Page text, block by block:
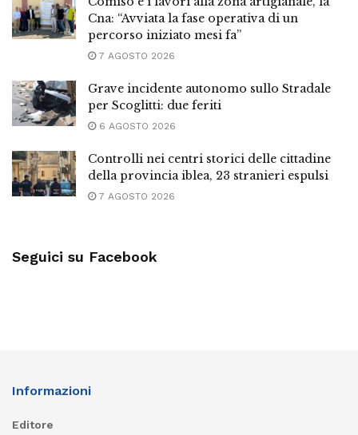
Cna: “Avviata la fase operativa di un
percorso iniziato mesi fa”
7 AGOSTO 2026
Grave incidente autonomo sullo Stradale
per Scoglitti: due feriti
6 AGOSTO 2026
Controlli nei centri storici delle cittadine
della provincia iblea, 23 stranieri espulsi
7 AGOSTO 2026
Seguici su Facebook
Informazioni
Editore